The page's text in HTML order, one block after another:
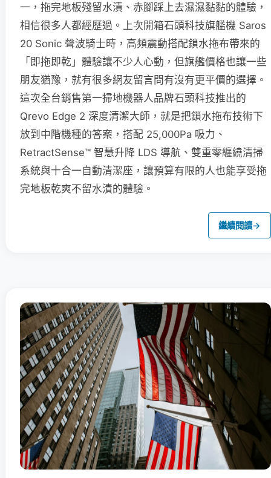
一，拖完地板殘留水漬、赤腳踩上去濕濕黏黏的體驗，
相信很多人都經歷過。上次開箱石頭科技旗艦機 Saros
20 Sonic 聲波騎士時，高頻震動搭配鎖水拖布帶來的
「即拖即乾」體驗讓不少人心動，但旗艦價格也讓一些
朋友猶豫，就有很多網友留言問有沒有更平價的選擇。
這次全台銷售第一掃地機器人品牌石頭科技推出的
Qrevo Edge 2 深度清潔大師，就是把鎖水拖布技術下
放到中階機種的答案，搭配 25,000Pa 吸力、
RetractSense™ 智慧升降 LDS 導航、雙重零纏繞清掃
系統與十合一自動清潔座，讓預算有限的人也能享受拖
完地板乾爽不留水漬的體驗。
繼續閱讀→